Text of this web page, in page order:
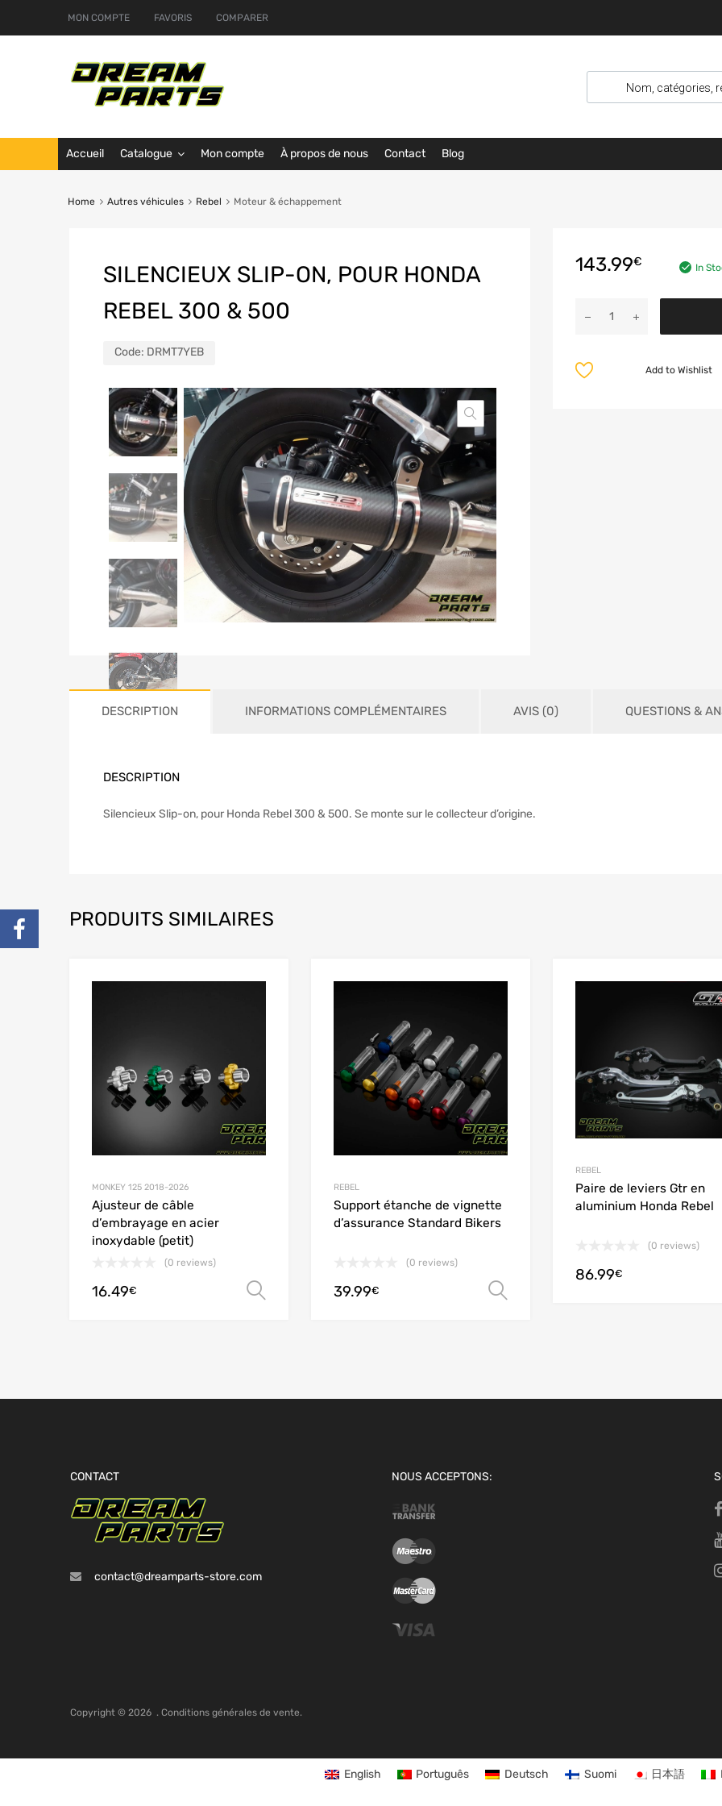
MON COMPTE FAVORIS COMPARER
Accueil Catalogue Mon compte À propos de nous Contact Blog
Home Autres véhicules Rebel Moteur & échappement
SILENCIEUX SLIP-ON, POUR HONDA
REBEL 300 & 500
Code: DRMT7YEB
143.99€ In
Add to Wishlist
DESCRIPTION INFORMATIONS COMPLÉMENTAIRES AVIS (0) QUESTIONS &
DESCRIPTION
Silencieux Slip-on, pour Honda Rebel 300 & 500. Se monte sur le collecteur d’origine.
PRODUITS SIMILAIRES
Add to Compare
MONKEY 125 2018-2026
Ajusteur de câble
d’embrayage en acier
inoxydable (petit)
(0 reviews)
16.49€ Choix des options
REBEL
Support étanche de vignette
d’assurance Standard Bikers
(0 reviews)
39.99€
REBEL
Paire de leviers Gtr en
aluminium Honda Rebel
(0 reviews)
86.99€
CONTACT
contact@dreamparts-store.com
NOUS ACCEPTONS:
Copyright © 2026 . Conditions générales de vente.
English Português Deutsch Suomi 日本語